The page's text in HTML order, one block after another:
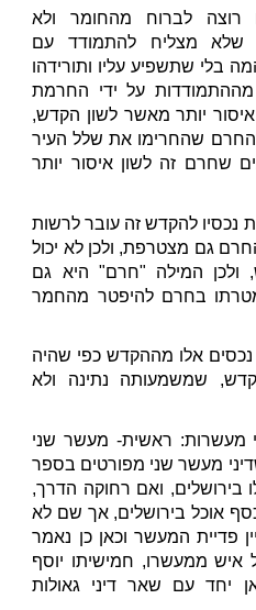
לברוח מהחומר ולא
שלא מצליח להתמודד עם
בלי שתשפיע עליו ותורידהו
מההתמודדות על ידי החרמת
יותר מאשר לשון הקדש,
שהחרימו את שלל העיר
שחרם זה לשון איסור יותר
להקדש זה עובר לרשות
גם מצטרפת, ולכן לא יכול
ולכן המילה "חרם" היא גם
בחרם להיפטר מהחמר
נכסים אלו מההקדש כפי שהיה
שמשמעותה נתינה ולא
מעשרות: ראשית- מעשר שני
מעשר שני מפורטים בספר
בירושלים, ואם רחוקה הדרך,
אוכל בירושלים, אך שם לא
פדיית המעשר וכאן כן נאמר
איש ממעשרו, חמישיתו יוסף
יחד עם שאר דיני גאולות